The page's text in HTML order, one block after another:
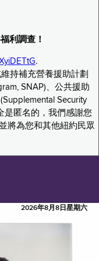
利調查！
.
持補充營養援助計劃
SNAP)、公共援助
Security
是匿名的，我們感謝您
將為您和其他紐約民眾
2026年8月8日星期六